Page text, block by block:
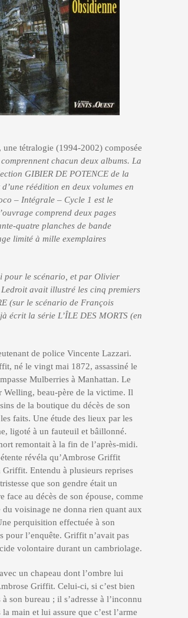
tétralogie (1994-2002) composée
chacun deux albums. La
GIBIER DE POTENCE de la
réédition en deux volumes en
– Intégrale – Cycle 1 est le
comprend deux pages
quatre planches de bande
limité à mille exemplaires
pour le scénario, et par Olivier
avait illustré les cinq premiers
(sur le scénario de François
écrit la série L’ÎLE DES MORTS (en
de police Vincente Lazzari.
né le vingt mai 1872, assassiné le
Mulberries à Manhattan. Le
Welling, beau-père de la victime. Il
de la boutique du décès de son
faits. Une étude des lieux par les
ligoté à un fauteuil et bâillonné.
remontait à la fin de l’après-midi.
révéla qu’Ambrose Griffit
Entendu à plusieurs reprises
que son gendre était un
au décès de son épouse, comme
voisinage ne donna rien quant aux
perquisition effectuée à son
pour l’enquête. Griffit n’avait pas
volontaire durant un cambriolage.
un chapeau dont l’ombre lui
Griffit. Celui-ci, si c’est bien
son bureau ; il s’adresse à l’inconnu
main et lui assure que c’est l’arme